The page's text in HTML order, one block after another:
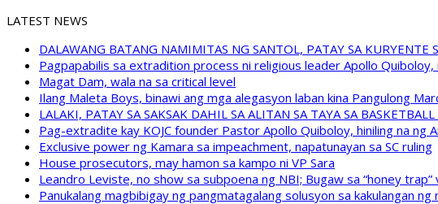
LATEST NEWS
DALAWANG BATANG NAMIMITAS NG SANTOL, PATAY SA KURYENTE
Pagpapabilis sa extradition process ni religious leader Apollo
Magat Dam, wala na sa critical level
Ilang Maleta Boys, binawi ang mga alegasyon laban kina Pangulong
LALAKI, PATAY SA SAKSAK DAHIL SA ALITAN SA TAYA SA
Pag-extradite kay KOJC founder Pastor Apollo Quiboloy, hiniling na ng
Exclusive power ng Kamara sa impeachment, napatunayan sa SC ruling
House prosecutors, may hamon sa kampo ni VP Sara
Leandro Leviste, no show sa subpoena ng NBI; Bugaw sa “honey
Panukalang magbibigay ng pangmatagalang solusyon sa kakulangan